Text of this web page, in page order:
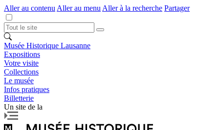
Aller au contenu Aller au menu Aller à la recherche Partager
Musée Historique Lausanne
Expositions
Votre visite
Collections
Le musée
Infos pratiques
Billetterie
Un site de la